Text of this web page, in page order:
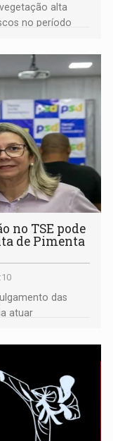
alta
no período
no TSE pode
de Pimenta
das
atuar